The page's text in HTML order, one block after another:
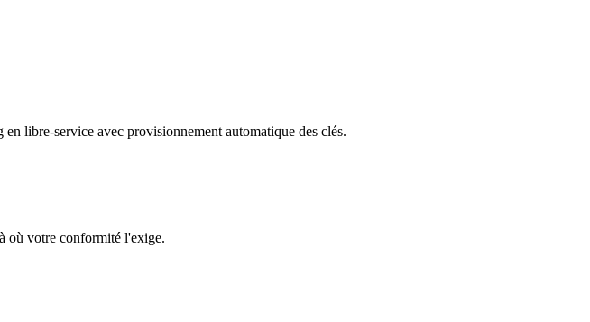
libre-service avec provisionnement automatique des clés.
où votre conformité l'exige.